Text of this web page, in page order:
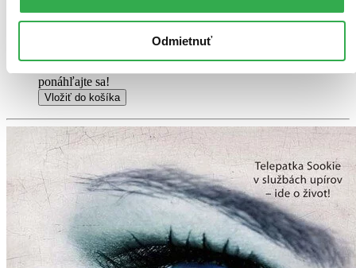
Odmietnuť
6,40 €
Na sklade
Tento produkt síce máme aktuálne na sklade, máme však už
ponáhľajte sa!
Vložiť do košíka